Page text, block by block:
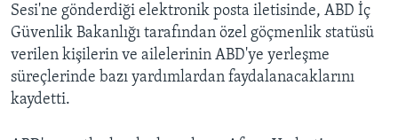
Sesi'ne gönderdiği elektronik posta iletisinde, ABD İç
Güvenlik Bakanlığı tarafından özel göçmenlik statüsü
verilen kişilerin ve ailelerinin ABD'ye yerleşme
süreçlerinde bazı yardımlardan faydalanacaklarını
kaydetti.